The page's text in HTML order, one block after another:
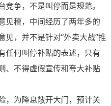
争，不是叫停而是规范。
见稿，中间经历了两年多的
见，并不是针对“外卖大战”推
任何叫停补贴的表述，只有
、不得虚假宣传和夸大补贴
，为降息敞开大门，预计关